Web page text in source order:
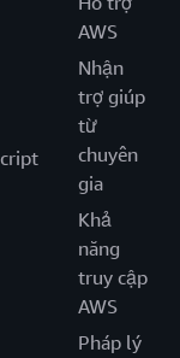
AWS
Nhận
trợ giúp
từ
chuyên
gia
Khả
năng
truy cập
AWS
Pháp lý